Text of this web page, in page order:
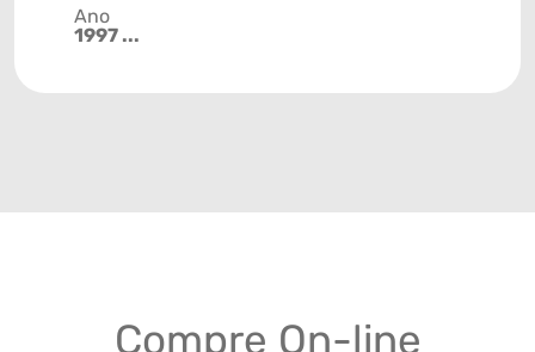
Ano
1997 ...
Compre On-line